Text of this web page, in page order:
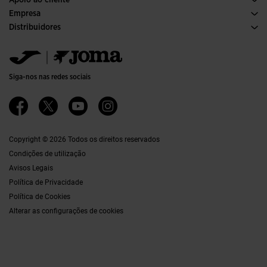
Condições de Compra
Transporte e entrega
Tabela de Tamanhos
Contactos
Empresa
Histórico
Canal ético
Qualidade e política ambiental
Trabalhar Connosco
Ethics Channel
Distribuidores
Jomanet
Área de Marketing
Contactos
Siga-nos nas redes sociais
Copyright © 2026 Todos os direitos reservados
Condições de utilização
Avisos Legais
Política de Privacidade
Política de Cookies
Alterar as configurações de cookies